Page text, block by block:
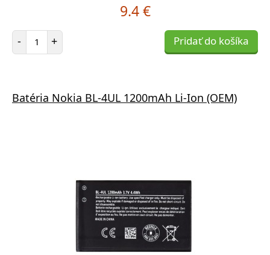
9.4 €
- Počet položiek
+ Pridať do košíka
Batéria Nokia BL-4UL 1200mAh Li-Ion (OEM)